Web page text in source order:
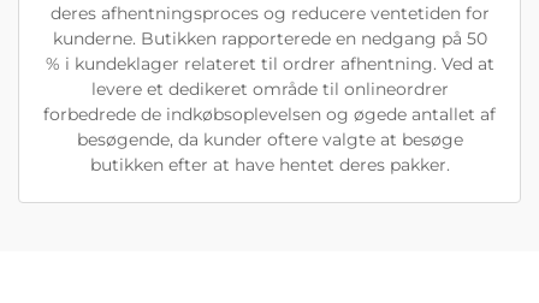
deres afhentningsproces og reducere ventetiden for
kunderne. Butikken rapporterede en nedgang på 50
% i kundeklager relateret til ordrer afhentning. Ved at
levere et dedikeret område til onlineordrer
forbedrede de indkøbsoplevelsen og øgede antallet af
besøgende, da kunder oftere valgte at besøge
butikken efter at have hentet deres pakker.